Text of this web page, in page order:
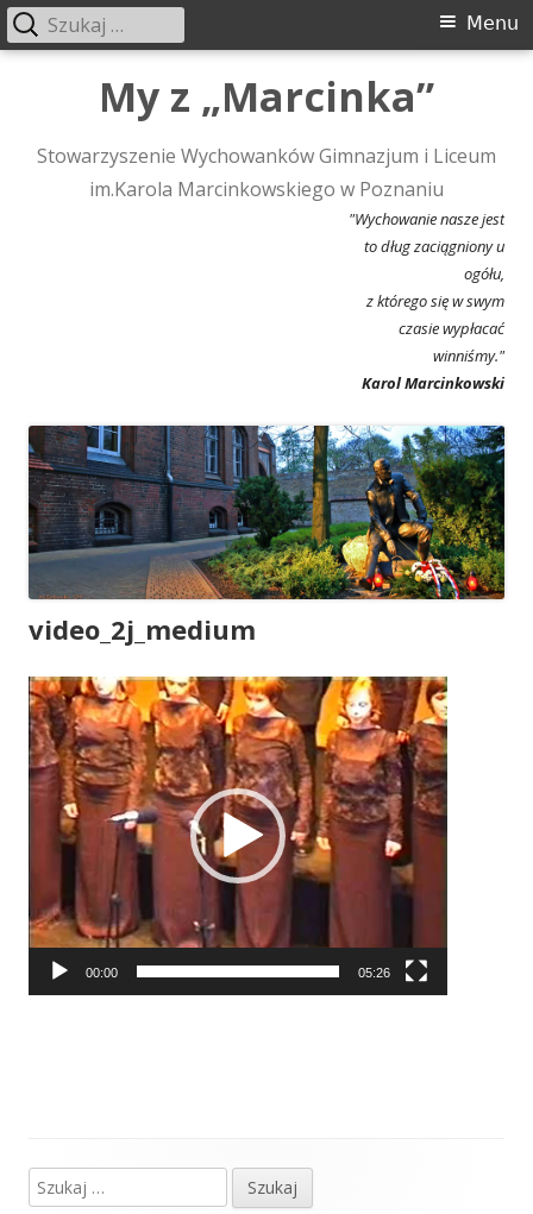
My z „Marcinka”
Stowarzyszenie Wychowanków Gimnazjum i Liceum
im.Karola Marcinkowskiego w Poznaniu
"Wychowanie nasze jest
to dług zaciągniony u
ogółu,
z którego się w swym
czasie wypłacać
winniśmy."
Karol Marcinkowski
Menu
główne
Menu
Szukaj:
video_2j_medium
Odtwarzacz
video
00:00 05:26
Główny
Szukaj: